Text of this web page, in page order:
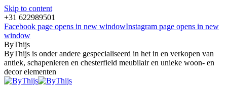
Skip to content
+31 622989501
Facebook page opens in new windowInstagram page opens in new
window
ByThijs
ByThijs is onder andere gespecialiseerd in het in en verkopen van
antiek, schapenleren en chesterfield meubilair en unieke woon- en
decor elementen